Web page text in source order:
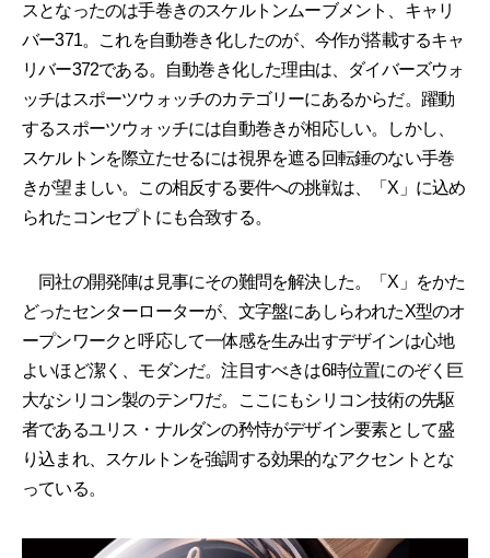
スとなったのは手巻きのスケルトンムーブメント、キャリ
バー371。これを自動巻き化したのが、今作が搭載するキャ
リバー372である。自動巻き化した理由は、ダイバーズウォ
ッチはスポーツウォッチのカテゴリーにあるからだ。躍動
するスポーツウォッチには自動巻きが相応しい。しかし、
スケルトンを際立たせるには視界を遮る回転錘のない手巻
きが望ましい。この相反する要件への挑戦は、「X」に込め
られたコンセプトにも合致する。
同社の開発陣は見事にその難問を解決した。「X」をかた
どったセンターローターが、文字盤にあしらわれたX型のオ
ープンワークと呼応して一体感を生み出すデザインは心地
よいほど潔く、モダンだ。注目すべきは6時位置にのぞく巨
大なシリコン製のテンワだ。ここにもシリコン技術の先駆
者であるユリス・ナルダンの矜恃がデザイン要素として盛
り込まれ、スケルトンを強調する効果的なアクセントとな
っている。